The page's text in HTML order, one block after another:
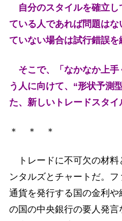
自分のスタイルを確立し
ている人であれば問題は
ていない場合は試行錯誤を
そこで、「なかなか上
う人に向けて、“形状予測
た、新しいトレードスタイ
＊ ＊ ＊
トレードに不可欠の材料
ンタルズとチャートだ。フ
通貨を発行する国の金利
の国の中央銀行の要人発言